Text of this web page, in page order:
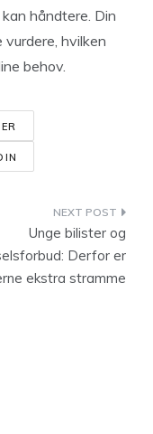
håndtere. Din
hvilken
behov.
Unge bilister og
Derfor er
ekstra stramme